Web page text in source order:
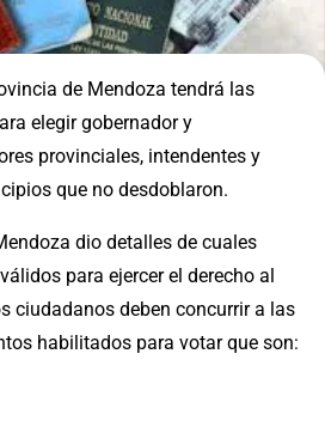
de Mendoza tendrá las
elegir gobernador y
provinciales, intendentes y
que no desdoblaron.
dio detalles de cuales
para ejercer el derecho al
ciudadanos deben concurrir a las
habilitados para votar que son: